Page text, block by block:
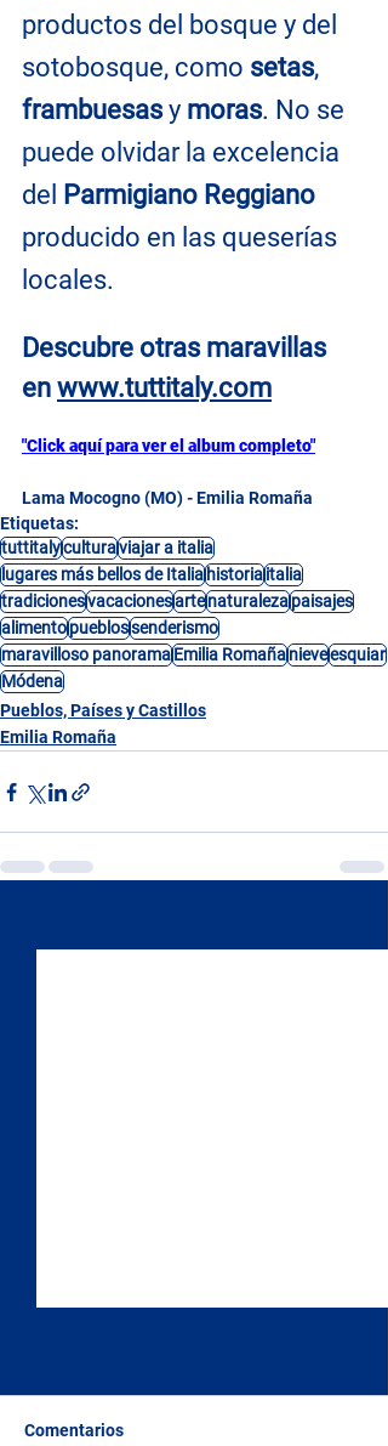
productos del bosque y del
sotobosque, como setas,
frambuesas y moras. No se
puede olvidar la excelencia
del Parmigiano Reggiano
producido en las queserías
locales.
Descubre otras maravillas
en www.tuttitaly.com
"Click aquí para ver el album completo"
Lama Mocogno (MO) - Emilia Romaña
Etiquetas:
tuttitalyculturaviajar a italia
lugares más bellos de Italiahistoriaitalia
tradicionesvacacionesartenaturalezapaisajes
alimentopueblossenderismo
maravilloso panoramaEmilia Romañanieveesquiar
Módena
Pueblos, Países y Castillos
Emilia Romaña
Comentarios